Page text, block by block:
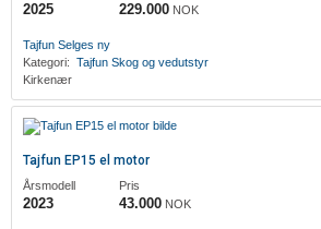
2025 229.000 NOK
Tajfun Selges ny
Kategori: Tajfun Skog og vedutstyr
Kirkenær
Tajfun EP15 el motor
Årsmodell
2023
Pris
43.000 NOK